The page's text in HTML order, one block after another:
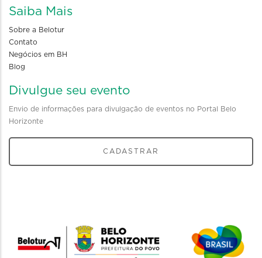
Saiba Mais
Sobre a Belotur
Contato
Negócios em BH
Blog
Divulgue seu evento
Envio de informações para divulgação de eventos no Portal Belo
Horizonte
CADASTRAR